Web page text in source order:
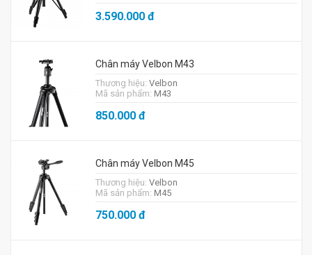
3.590.000đ
Chân máy Velbon M43
Thương hiệu: Velbon
Mã sản phẩm: M43
850.000đ
Chân máy Velbon M45
Thương hiệu: Velbon
Mã sản phẩm: M45
750.000đ